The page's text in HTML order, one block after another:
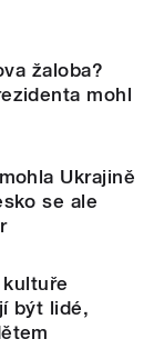
žaloba?
mohl
Ukrajině
se ale
být lidé,